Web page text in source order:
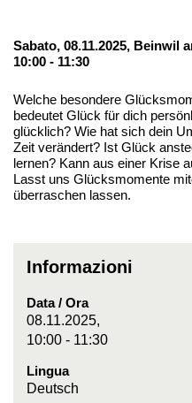
Sabato, 08.11.2025, Beinwil
10:00 - 11:30
Welche besondere
bedeutet Glück für dich
glücklich? Wie hat sich dein
Zeit verändert? Ist Glück
lernen? Kann aus einer Krise
Lasst uns Glücksmomente
überraschen lassen.
Informazioni
Data / Ora
08.11.2025,
10:00 - 11:30
Lingua
Deutsch